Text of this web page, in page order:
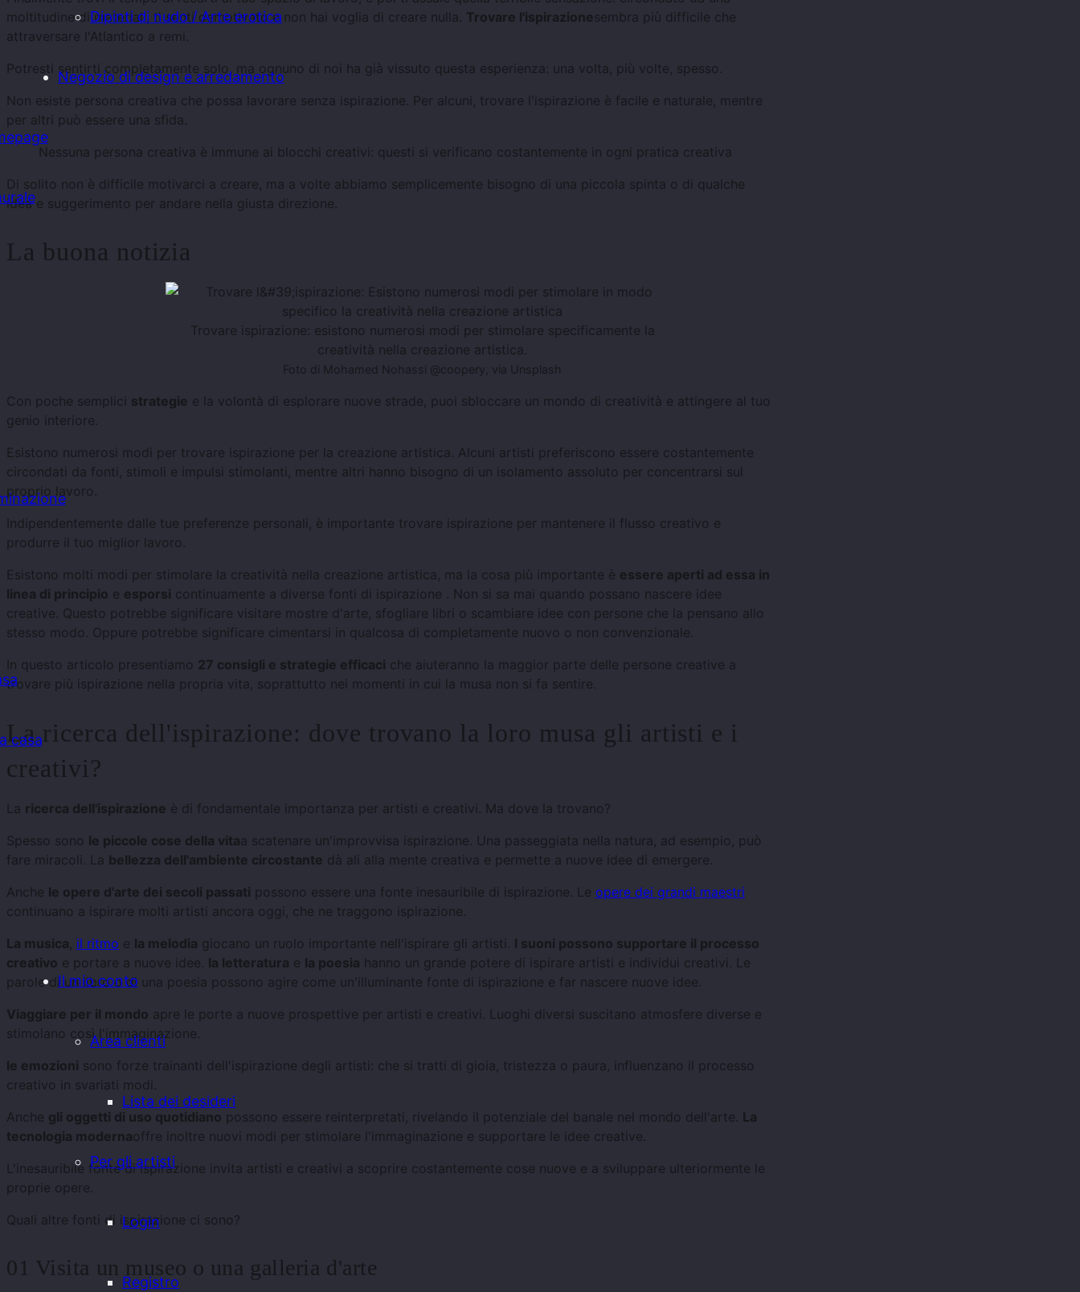
Dipinti di nudo / Arte erotica
Negozio di design e arredamento
casa
Il mio conto
Area clienti
Lista dei desideri
Per gli artisti
Login
Registro
moltitudine di materiali, ti senti demotivato e non hai voglia di creare nulla. Trovare l'ispirazionesembra più difficile che
attraversare l'Atlantico a remi.
Potresti sentirti completamente solo, ma ognuno di noi ha già vissuto questa esperienza: una volta, più volte, spesso.
Non esiste persona creativa che possa lavorare senza ispirazione. Per alcuni, trovare l'ispirazione è facile e naturale, mentre
per altri può essere una sfida.
Nessuna persona creativa è immune ai blocchi creativi: questi si verificano costantemente in ogni pratica creativa
Di solito non è difficile motivarci a creare, ma a volte abbiamo semplicemente bisogno di una piccola spinta o di qualche
idea e suggerimento per andare nella giusta direzione.
La buona notizia
Trovare ispirazione: esistono numerosi modi per stimolare specificamente la
creatività nella creazione artistica.
Foto di Mohamed Nohassi @coopery, via Unsplash
Con poche semplici strategie e la volontà di esplorare nuove strade, puoi sbloccare un mondo di creatività e attingere al tuo
genio interiore.
Esistono numerosi modi per trovare ispirazione per la creazione artistica. Alcuni artisti preferiscono essere costantemente
circondati da fonti, stimoli e impulsi stimolanti, mentre altri hanno bisogno di un isolamento assoluto per concentrarsi sul
proprio lavoro.
Indipendentemente dalle tue preferenze personali, è importante trovare ispirazione per mantenere il flusso creativo e
produrre il tuo miglior lavoro.
Esistono molti modi per stimolare la creatività nella creazione artistica, ma la cosa più importante è essere aperti ad essa in
linea di principio e esporsi continuamente a diverse fonti di ispirazione . Non si sa mai quando possano nascere idee
creative. Questo potrebbe significare visitare mostre d'arte, sfogliare libri o scambiare idee con persone che la pensano allo
stesso modo. Oppure potrebbe significare cimentarsi in qualcosa di completamente nuovo o non convenzionale.
In questo articolo presentiamo 27 consigli e strategie efficaci che aiuteranno la maggior parte delle persone creative a
trovare più ispirazione nella propria vita, soprattutto nei momenti in cui la musa non si fa sentire.
La ricerca dell'ispirazione: dove trovano la loro musa gli artisti e i
creativi?
La ricerca dell'ispirazione è di fondamentale importanza per artisti e creativi. Ma dove la trovano?
Spesso sono le piccole cose della vitaa scatenare un'improvvisa ispirazione. Una passeggiata nella natura, ad esempio, può
fare miracoli. La bellezza dell'ambiente circostante dà ali alla mente creativa e permette a nuove idee di emergere.
Anche le opere d'arte dei secoli passati possono essere una fonte inesauribile di ispirazione. Le opere dei grandi maestri
continuano a ispirare molti artisti ancora oggi, che ne traggono ispirazione.
La musica il ritmo e la melodia giocano un ruolo importante nell'ispirare gli artisti. I suoni possono supportare il processo
creativo e portare a nuove idee. la letteratura e la poesia hanno un grande potere di ispirare artisti e individui creativi. Le
parole di un libro o di una poesia possono agire come un'illuminante fonte di ispirazione e far nascere nuove idee.
Viaggiare per il mondo apre le porte a nuove prospettive per artisti e creativi. Luoghi diversi suscitano atmosfere diverse e
stimolano così l'immaginazione.
le emozioni sono forze trainanti dell'ispirazione degli artisti: che si tratti di gioia, tristezza o paura, influenzano il processo
creativo in svariati modi.
Anche gli oggetti di uso quotidiano possono essere reinterpretati, rivelando il potenziale del banale nel mondo dell'arte. La
tecnologia modernaoffre inoltre nuovi modi per stimolare l'immaginazione e supportare le idee creative.
L'inesauribile fonte di ispirazione invita artisti e creativi a scoprire costantemente cose nuove e a sviluppare ulteriormente le
proprie opere.
Quali altre fonti di ispirazione ci sono?
01 Visita un museo o una galleria d'arte